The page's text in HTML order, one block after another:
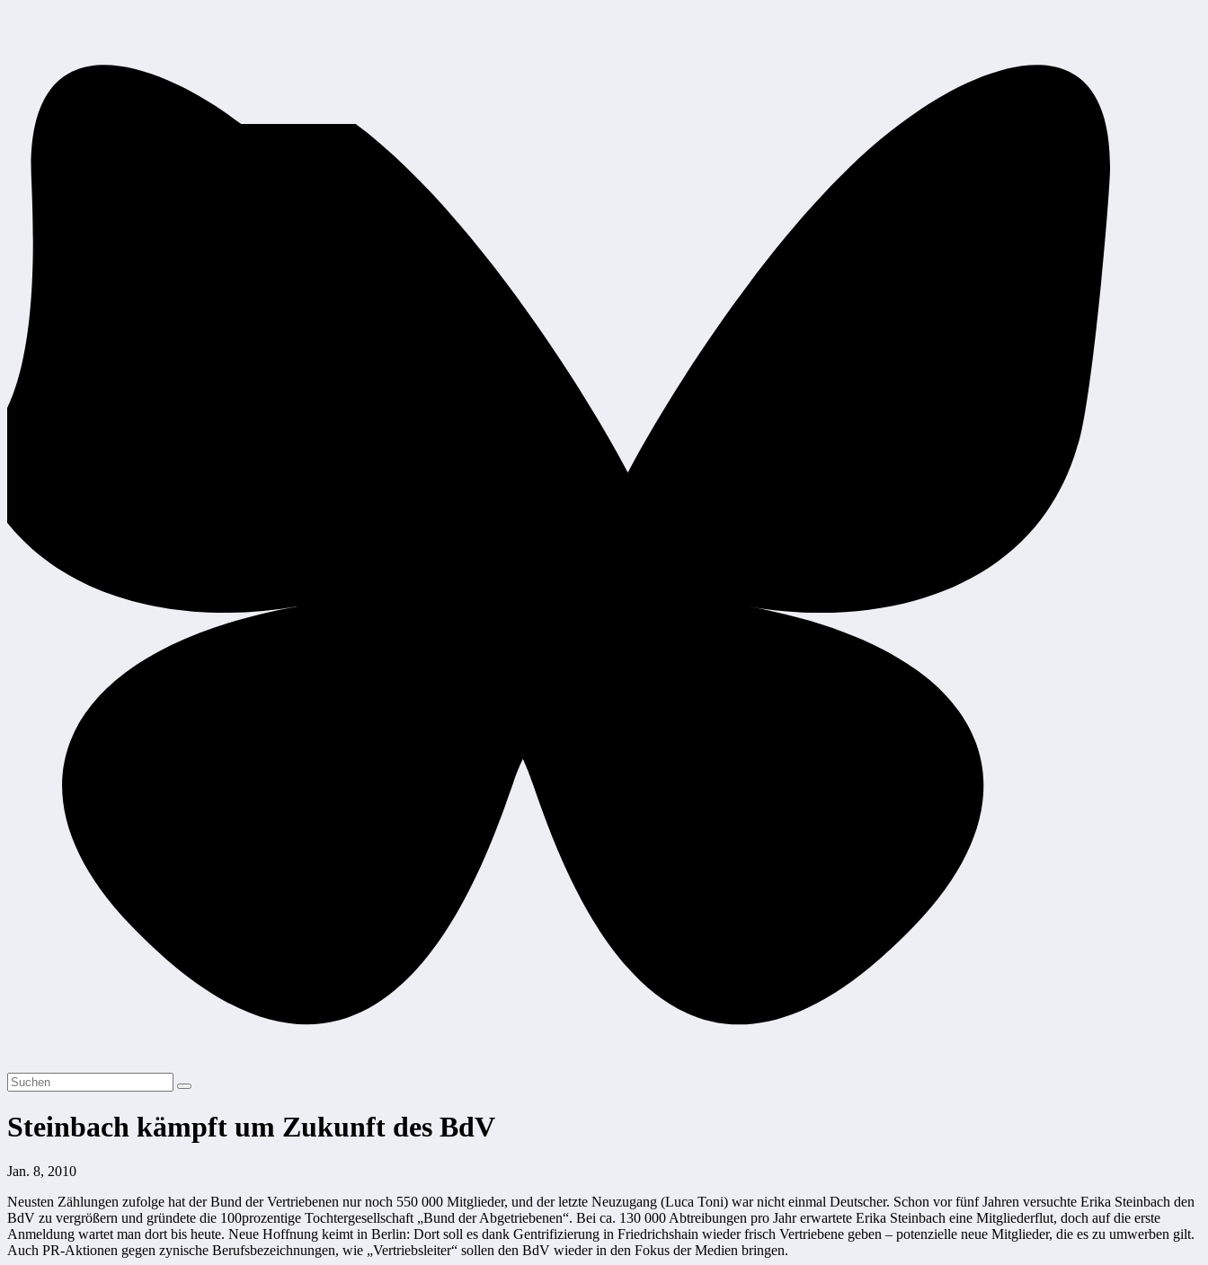
Steinbach kämpft um Zukunft des BdV
Jan. 8, 2010
Neusten Zählungen zufolge hat der Bund der Vertriebenen nur noch 550 000 Mitglieder, und der letzte Neuzugang (Luca Toni) war nicht einmal Deutscher. Schon vor fünf Jahren versuchte Erika Steinbach den
BdV zu vergrößern und gründete die 100prozentige Tochtergesellschaft „Bund der Abgetriebenen“. Bei ca. 130 000 Abtreibungen pro Jahr erwartete Erika Steinbach eine Mitgliederflut, doch auf die erste
Anmeldung wartet man dort bis heute. Neue Hoffnung keimt in Berlin: Dort soll es dank Gentrifizierung in Friedrichshain wieder frisch Vertriebene geben – potenzielle neue Mitglieder, die es zu umwerben gilt.
Auch PR-Aktionen gegen zynische Berufsbezeichnungen, wie „Vertriebsleiter“ sollen den BdV wieder in den Fokus der Medien bringen.